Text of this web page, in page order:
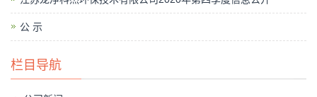
公 示
栏目导航